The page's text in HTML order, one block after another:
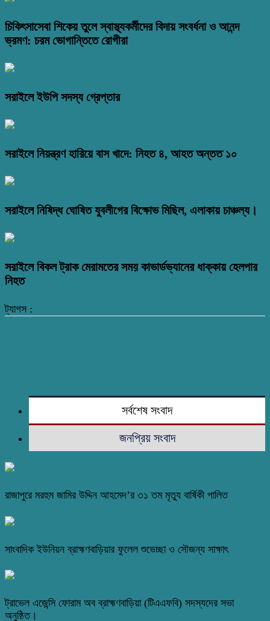
চিকিৎসাসেবা শিকেয় তুলে স্বাস্থ্যকর্মীদের বিদায় সংবর্ধনা ও আনন্দ
ভ্রমণ: চরম ভোগান্তিতে রোগীরা
সরাইলে ইউপি সদস্য গ্রেপ্তার
সরাইলে নিয়ন্ত্রণ হারিয়ে বাস খাদে: নিহত ৪, আহত অন্তত ১০
সরাইলে নিষিদ্ধ ঘোষিত যুবলীগের বিক্ষোভ মিছিল, এলাকায় চাঞ্চল্য।
সরাইলে বিকল ট্রাক মেরামতের সময় কাভার্ডভ্যানের ধাক্কায় হেলপার
নিহত
ট্যাগস :
সর্বশেষ সংবাদ
জনপ্রিয় সংবাদ
রাজাপুরে মরহুম জামির উদ্দিন আহমেদ’র ৩১ তম মৃত্যু বার্ষিকী পালিত
সাংবাদিক ইউনিয়ন ব্রাহ্মণবাড়িয়ার ফুলেল শুভেচ্ছা ও সৌজন্য সাক্ষাৎ
ট্রাভেল এজেন্সি ফোরাম অব ব্রাহ্মণবাড়িয়া (টিএএফবি) সদস্যদের সভা
অনুষ্ঠিত।